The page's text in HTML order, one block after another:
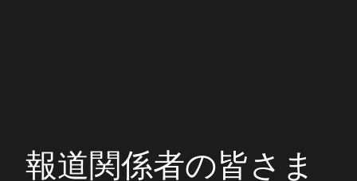
報道関係者の皆さま